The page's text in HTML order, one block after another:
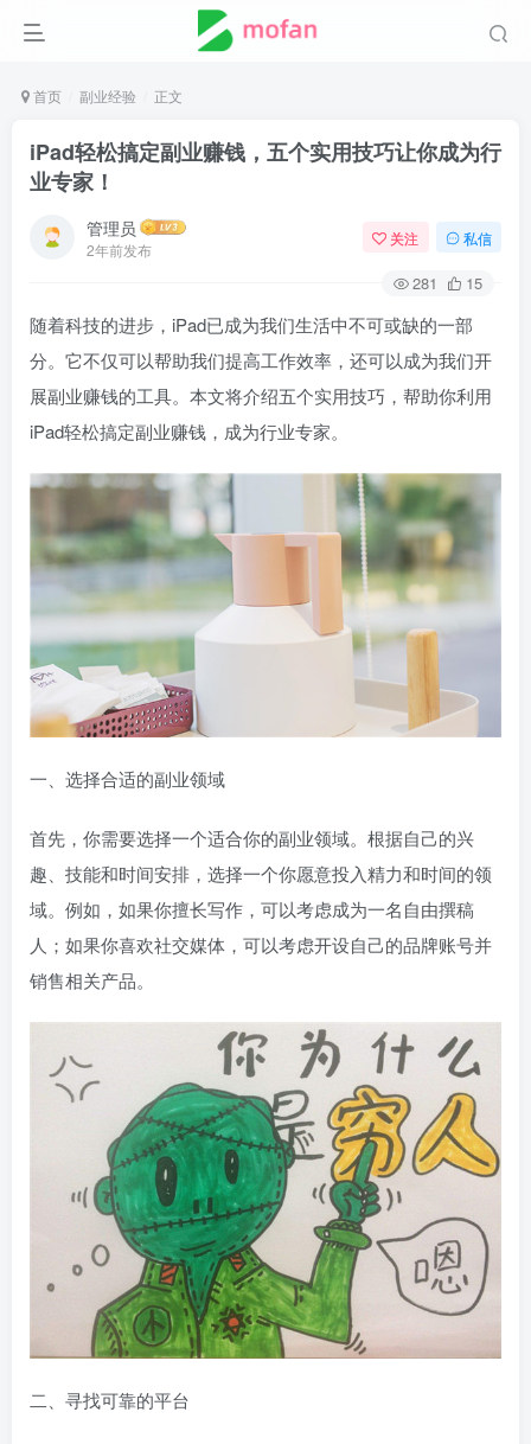
首页 副业经验 正文
iPad轻松搞定副业赚钱，五个实用技巧让你成为行
业专家！
管理员
2年前发布
关注 私信
281 15
随着科技的进步，iPad已成为我们生活中不可或缺的一部
分。它不仅可以帮助我们提高工作效率，还可以成为我们开
展副业赚钱的工具。本文将介绍五个实用技巧，帮助你利用
iPad轻松搞定副业赚钱，成为行业专家。
一、选择合适的副业领域
首先，你需要选择一个适合你的副业领域。根据自己的兴
趣、技能和时间安排，选择一个你愿意投入精力和时间的领
域。例如，如果你擅长写作，可以考虑成为一名自由撰稿
人；如果你喜欢社交媒体，可以考虑开设自己的品牌账号并
销售相关产品。
二、寻找可靠的平台